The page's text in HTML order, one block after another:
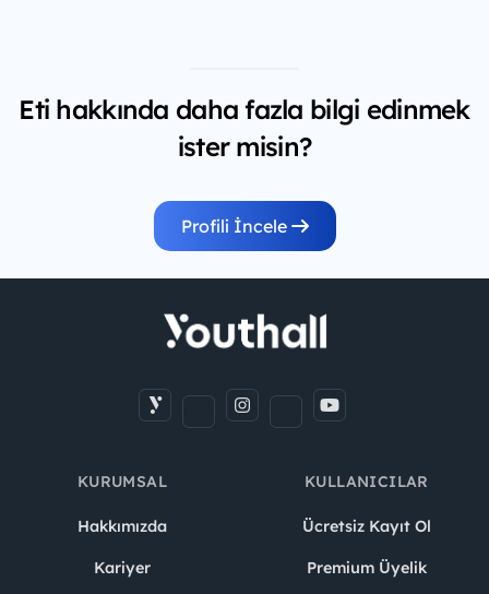
Eti hakkında daha fazla bilgi edinmek
ister misin?
Profili İncele
KURUMSAL
Hakkımızda
Kariyer
KULLANICILAR
Ücretsiz Kayıt Ol
Premium Üyelik